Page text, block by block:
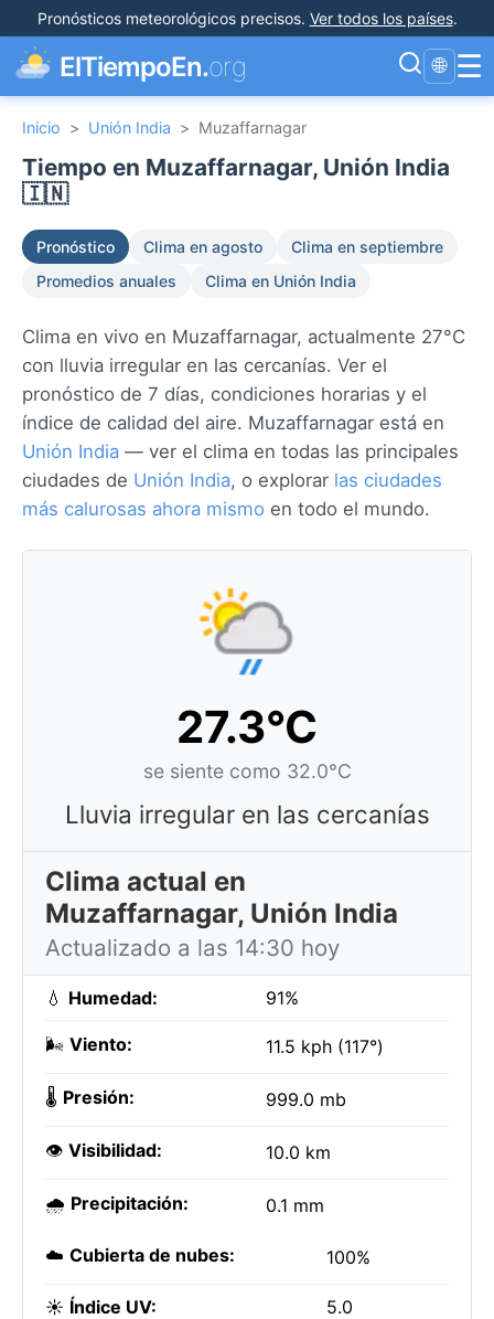
Pronósticos meteorológicos precisos. Ver todos los países.
ElTiempoEn.org 🌐 ☰
Inicio > Unión India > Muzaffarnagar
Tiempo en Muzaffarnagar, Unión India
🇮🇳
Pronóstico Clima en agosto
Clima en septiembre
Promedios anuales
Clima en Unión India
Clima en vivo en Muzaffarnagar, actualmente 27°C
con lluvia irregular en las cercanías. Ver el
pronóstico de 7 días, condiciones horarias y el
índice de calidad del aire. Muzaffarnagar está en
Unión India — ver el clima en todas las principales
ciudades de Unión India, o explorar las ciudades
más calurosas ahora mismo en todo el mundo.
27.3°C
se siente como 32.0°C
Lluvia irregular en las cercanías
Clima actual en
Muzaffarnagar, Unión India
Actualizado a las 14:30 hoy
💧 Humedad: 91%
🌬️ Viento: 11.5 kph (117°)
🌡️ Presión: 999.0 mb
👁️ Visibilidad: 10.0 km
🌧️ Precipitación: 0.1 mm
☁️ Cubierta de nubes: 100%
☀️ Índice UV: 5.0